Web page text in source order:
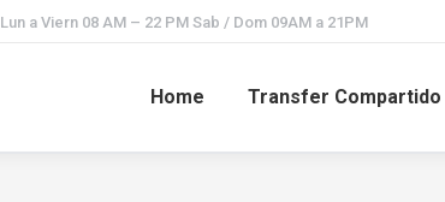
Lun a Viern 08 AM – 22 PM Sab / Dom 09AM a 21PM
Home Transfer Compartido